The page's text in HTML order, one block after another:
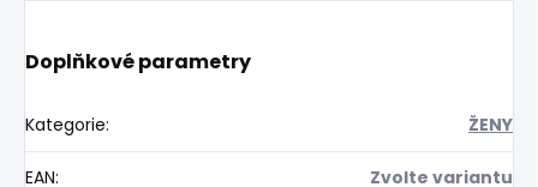
Doplňkové parametry
Kategorie: ŽENY
EAN: Zvolte variantu